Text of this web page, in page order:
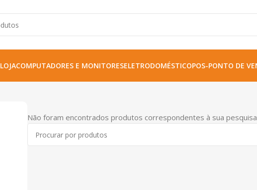
LOJACOMPUTADORES E MONITORESELETRODOMÉSTICOPOS-PONTO DE
Não foram encontrados produtos correspondentes à sua